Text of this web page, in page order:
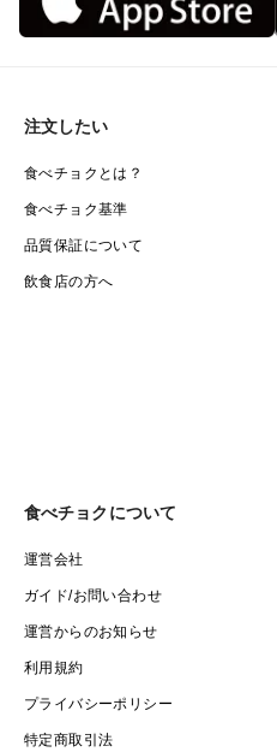
注文したい
食べチョクとは？
食べチョク基準
品質保証について
飲食店の方へ
食べチョクについて
運営会社
ガイド/お問い合わせ
運営からのお知らせ
利用規約
プライバシーポリシー
特定商取引法